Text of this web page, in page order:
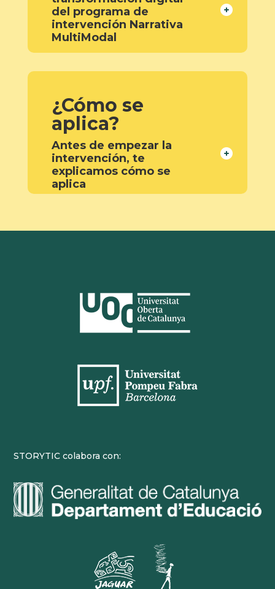
del programa de
intervención Narrativa
MultiModal
¿Cómo se
aplica?
Antes de empezar la
intervención, te
explicamos cómo se
aplica
STORYTIC colabora con: